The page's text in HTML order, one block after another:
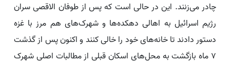
چادر می‌زنند. این در حالی است که پس از طوفان الاقصی سران
رژیم اسرائیل به اهالی دهکده‌ها و شهرک‌های هم مرز با غزه
دستور دادند تا خانه‌های خود را خالی کنند و اکنون پس از گذشت
۷ ماه بازگشت به محل‌های اسکان قبلی از مطالبات اصلی شهرک